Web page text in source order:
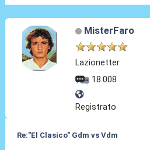
MisterFaro
Lazionetter
18.008
Registrato
Re:"El Clasico" Gdm vs Vdm